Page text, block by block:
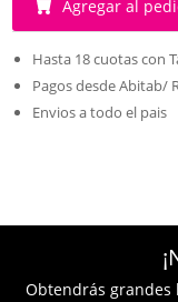
Agregar al
Hasta 18 cuotas con
Pagos desde Abitab/
Envios a todo el pais
Obtendrás grandes